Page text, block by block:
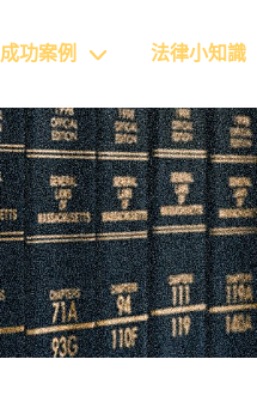
成功案例 法律小知識